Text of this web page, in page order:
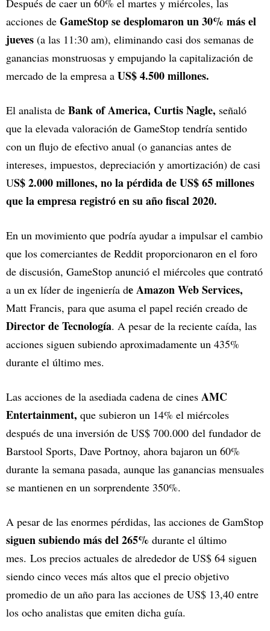
Después de caer un 60% el martes y miércoles, las
acciones de GameStop se desplomaron un 30% más el
jueves (a las 11:30 am), eliminando casi dos semanas de
ganancias monstruosas y empujando la capitalización de
mercado de la empresa a US$ 4.500 millones.
El analista de Bank of America, Curtis Nagle, señaló
que la elevada valoración de GameStop tendría sentido
con un flujo de efectivo anual (o ganancias antes de
intereses, impuestos, depreciación y amortización) de casi
US$ 2.000 millones, no la pérdida de US$ 65 millones
que la empresa registró en su año fiscal 2020.
En un movimiento que podría ayudar a impulsar el cambio
que los comerciantes de Reddit proporcionaron en el foro
de discusión, GameStop anunció el miércoles que contrató
a un ex líder de ingeniería de Amazon Web Services,
Matt Francis, para que asuma el papel recién creado de
Director de Tecnología. A pesar de la reciente caída, las
acciones siguen subiendo aproximadamente un 435%
durante el último mes.
Las acciones de la asediada cadena de cines AMC
Entertainment, que subieron un 14% el miércoles
después de una inversión de US$ 700.000 del fundador de
Barstool Sports, Dave Portnoy, ahora bajaron un 60%
durante la semana pasada, aunque las ganancias mensuales
se mantienen en un sorprendente 350%.
A pesar de las enormes pérdidas, las acciones de GamStop
siguen subiendo más del 265% durante el último
mes. Los precios actuales de alrededor de US$ 64 siguen
siendo cinco veces más altos que el precio objetivo
promedio de un año para las acciones de US$ 13,40 entre
los ocho analistas que emiten dicha guía.